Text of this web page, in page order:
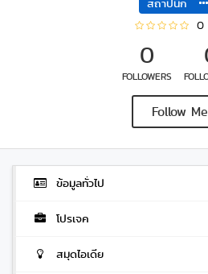
สถาปนิก
0
0
FOLLOWERS
Follow Me
ข้อมูลทั่วไป
โปรเจค
สมุดไอเดีย